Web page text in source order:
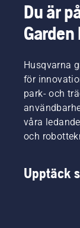
Du är
Husqvarna
för
park- och
våra
och
Upptäck